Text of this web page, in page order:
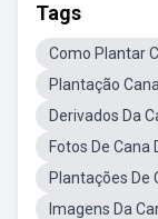
Tags
Como Plantar
Plantação
Derivados Da
Fotos De Cana
Plantações De
Imagens Da